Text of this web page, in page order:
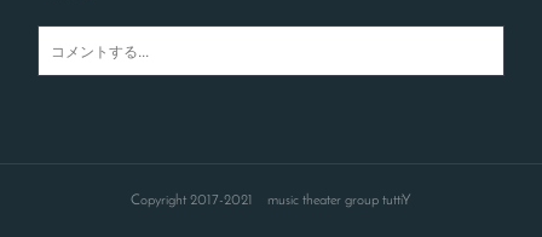
Copyright 2017-2021 music theater group tuttiY